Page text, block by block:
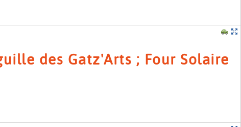
des Gatz'Arts ; Four Solaire